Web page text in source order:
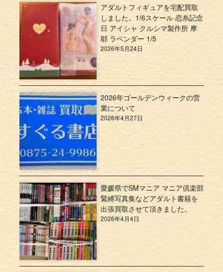
アダルトフィギュアを宅配買取
しました。1/6スケール 恋糸記念
日 アイシャ クルシマ製作所 摩
耶 ラベンダー 1/5
2026年5月24日
2026年ゴールデンウィークの営
業について
2026年4月27日
愛媛県でSMマニア マニア倶楽部
緊縛写真集などアダルト書籍を
出張買取させて頂きました。
2026年4月4日